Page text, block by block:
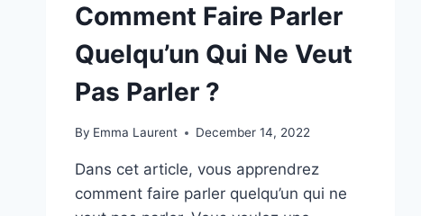
Comment Faire Parler
Quelqu’un Qui Ne Veut
Pas Parler ?
By Emma Laurent December 14, 2022
Dans cet article, vous apprendrez
comment faire parler quelqu’un qui ne